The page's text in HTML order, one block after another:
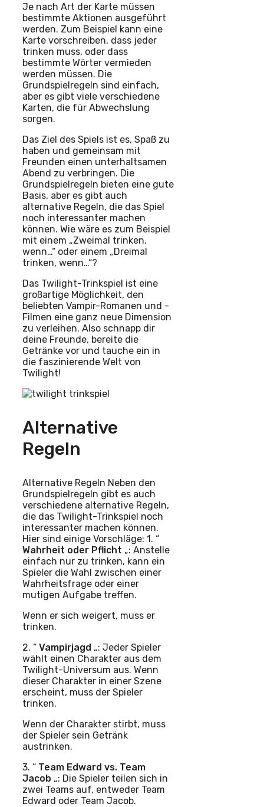
Je nach Art der Karte müssen
bestimmte Aktionen ausgeführt
werden. Zum Beispiel kann eine
Karte vorschreiben, dass jeder
trinken muss, oder dass
bestimmte Wörter vermieden
werden müssen. Die
Grundspielregeln sind einfach,
aber es gibt viele verschiedene
Karten, die für Abwechslung
sorgen.
Das Ziel des Spiels ist es, Spaß zu
haben und gemeinsam mit
Freunden einen unterhaltsamen
Abend zu verbringen. Die
Grundspielregeln bieten eine gute
Basis, aber es gibt auch
alternative Regeln, die das Spiel
noch interessanter machen
können. Wie wäre es zum Beispiel
mit einem „Zweimal trinken,
wenn…“ oder einem „Dreimal
trinken, wenn…“?
Das Twilight-Trinkspiel ist eine
großartige Möglichkeit, den
beliebten Vampir-Romanen und -
Filmen eine ganz neue Dimension
zu verleihen. Also schnapp dir
deine Freunde, bereite die
Getränke vor und tauche ein in
die faszinierende Welt von
Twilight!
Alternative
Regeln
Alternative Regeln Neben den
Grundspielregeln gibt es auch
verschiedene alternative Regeln,
die das Twilight-Trinkspiel noch
interessanter machen können.
Hier sind einige Vorschläge: 1. “
Wahrheit oder Pflicht „: Anstelle
einfach nur zu trinken, kann ein
Spieler die Wahl zwischen einer
Wahrheitsfrage oder einer
mutigen Aufgabe treffen.
Wenn er sich weigert, muss er
trinken.
2. “ Vampirjagd „: Jeder Spieler
wählt einen Charakter aus dem
Twilight-Universum aus. Wenn
dieser Charakter in einer Szene
erscheint, muss der Spieler
trinken.
Wenn der Charakter stirbt, muss
der Spieler sein Getränk
austrinken.
3. “ Team Edward vs. Team
Jacob „: Die Spieler teilen sich in
zwei Teams auf, entweder Team
Edward oder Team Jacob.